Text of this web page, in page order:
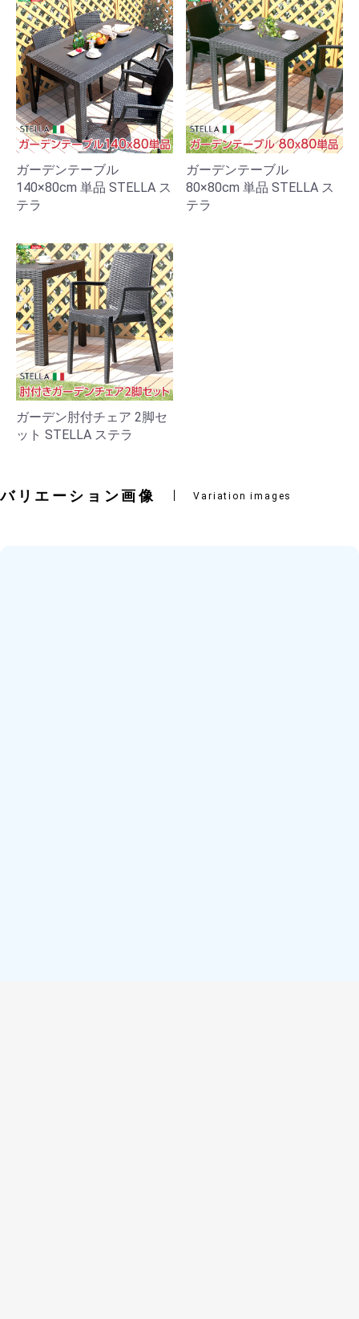
ガーデンテーブル
140×80cm 単品 STELLA ス
テラ
ガーデンテーブル
80×80cm 単品 STELLA ス
テラ
ガーデン肘付チェア 2脚セ
ット STELLA ステラ
バリエーション画像 Variation images